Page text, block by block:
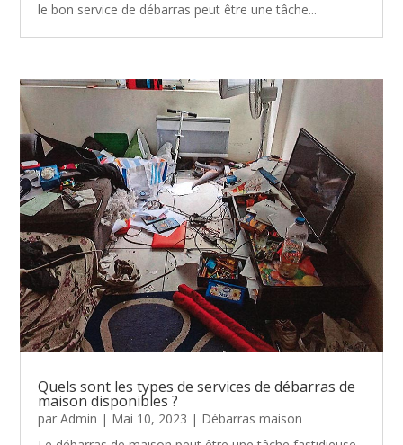
le bon service de débarras peut être une tâche...
Quels sont les types de services de débarras de
maison disponibles ?
parAdmin | Mai 10, 2023 | Débarras maison